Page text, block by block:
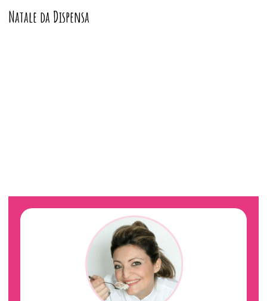
Natale da Dispensa